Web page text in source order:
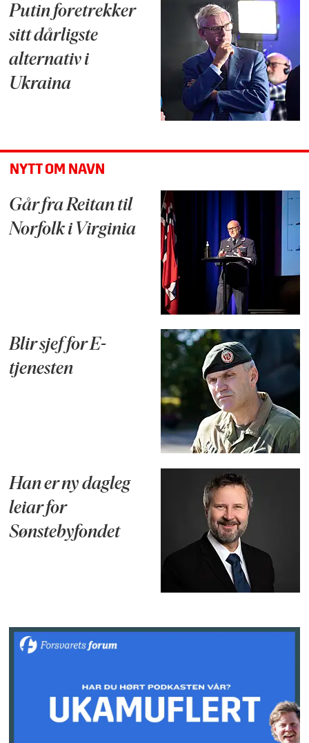
Putin foretrekker
sitt dårligste
alternativ i
Ukraina
NYTT OM NAVN
Går fra Reitan til
Norfolk i Virginia
Blir sjef for E-
tjenesten
Han er ny dagleg
leiar for
Sønstebyfondet